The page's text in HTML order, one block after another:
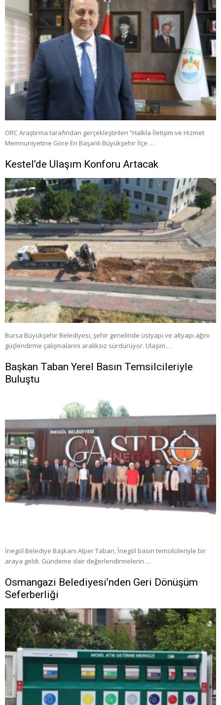
ORC Araştırma tarafından gerçekleştirilen “Halkla İletişim ve Hizmet
Memnuniyetine Göre En Başarılı Büyükşehir İlçe …
Kestel’de Ulaşım Konforu Artacak
Bursa Büyükşehir Belediyesi, şehir genelinde üstyapı ve altyapı ağını
güçlendirme çalışmalarını aralıksız sürdürüyor. Ulaşım …
Başkan Taban Yerel Basın Temsilcileriyle
Buluştu
İnegöl Belediye Başkanı Alper Taban, İnegöl basın temsilcileriyle bir
araya geldi. Gündeme dair değerlendirmelerin …
Osmangazi Belediyesi’nden Geri Dönüşüm
Seferberliği